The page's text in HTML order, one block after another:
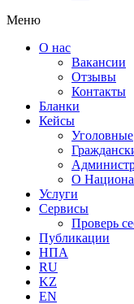
Меню
О нас
Вакансии
Отзывы
Контакты
Бланки
Кейсы
Уголовные
О
Услуги
Сервисы
Проверь
Публикации
НПА
RU
KZ
EN